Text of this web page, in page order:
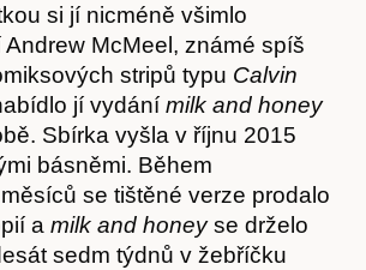
si jí nicméně všimlo
McMeel, známé spíš
stripů typu Calvin
jí vydání milk and honey
Sbírka vyšla v říjnu 2015
básněmi. Během
se tištěné verze prodalo
a milk and honeyse drželo
sedm týdnů v žebříčku